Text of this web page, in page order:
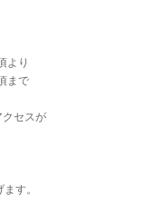
より
まで
クセスが
す。